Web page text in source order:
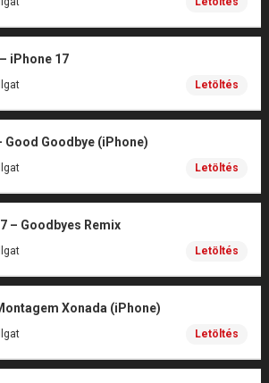
iPhone 17
Letöltés
Good Goodbye (iPhone)
Letöltés
– Goodbyes Remix
Letöltés
Xonada (iPhone)
Letöltés